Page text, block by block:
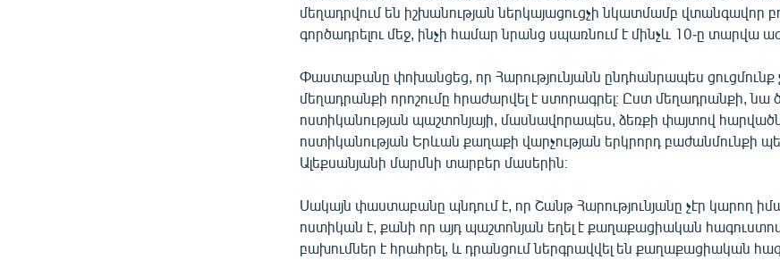
մեղադրվում են իշխանության ներկայացուցչի նկատմամբ վտանգավոր
գործադրելու մեջ, ինչի համար նրանց սպառնում է մինչև 10-ը տարվա
Փաստաբանը փոխանցեց, որ Հարությունյանն ընդհանրապես ցուցմունք
մեղադրանքի որոշումը հրաժարվել է ստորագրել։ Ըստ մեղադրանքի, նա
ոստիկանության պաշտոնյայի, մասնավորապես, ձեռքի փայտով
ոստիկանության Երևան քաղաքի վարչության երկրորդ բաժանմունքի
Ալեքսանյանի մարմնի տարբեր մասերին։
Սակայն փաստաբանը պնդում է, որ Շանթ Հարությունյանը չէր կարող
ոստիկան է, քանի որ այդ պաշտոնյան եղել է քաղաքացիական
բախումներ է հրահրել, և դրանցում ներգրավվել են քաղաքացիական